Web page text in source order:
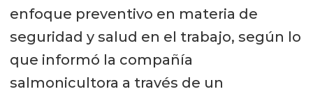
enfoque preventivo en materia de
seguridad y salud en el trabajo, según lo
que informó la compañía
salmonicultora a través de un